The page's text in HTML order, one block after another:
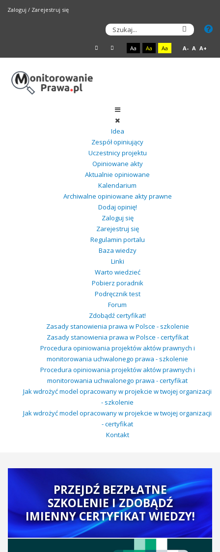
Zaloguj / Zarejestruj się
Aa Aa Aa A- A A+
Idea
Zespół opiniujący
Uczestnicy projektu
Opiniowane akty
Aktualnie opiniowane
Kalendarium
Archiwalne opiniowane akty prawne
Dodaj opinię!
Zaloguj się
Zarejestruj się
Regulamin portalu
Baza wiedzy
Linki
Warto wiedzieć
Pobierz poradnik
Podręcznik test
Forum
Zdobądź certyfikat!
Zasady stanowienia prawa w Polsce - szkolenie
Zasady stanowienia prawa w Polsce - certyfikat
Procedura opiniowania projektów aktów prawnych i
monitorowania uchwalonego prawa - szkolenie
Procedura opiniowania projektów aktów prawnych i
monitorowania uchwalonego prawa - certyfikat
Jak wdrożyć model opracowany w projekcie w twojej organizacji
- szkolenie
Jak wdrożyć model opracowany w projekcie w twojej organizacji
- certyfikat
Kontakt
PRZEJDŹ BEZPŁATNE
SZKOLENIE I ZDOBĄDŹ
IMIENNY CERTYFIKAT WIEDZY!